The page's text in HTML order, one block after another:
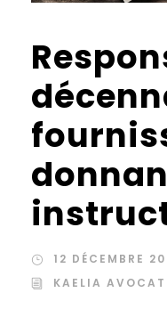
12 DÉCEMBRE
KAELIA